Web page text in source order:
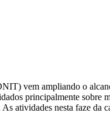
vem ampliando o
principalmente
atividades nesta faze da